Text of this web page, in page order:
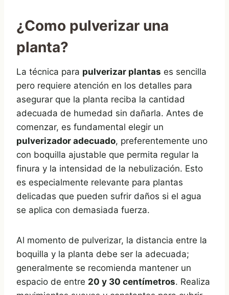
¿Como pulverizar una
planta?
La técnica para pulverizar plantas es sencilla
pero requiere atención en los detalles para
asegurar que la planta reciba la cantidad
adecuada de humedad sin dañarla. Antes de
comenzar, es fundamental elegir un
pulverizador adecuado, preferentemente uno
con boquilla ajustable que permita regular la
finura y la intensidad de la nebulización. Esto
es especialmente relevante para plantas
delicadas que pueden sufrir daños si el agua
se aplica con demasiada fuerza.
Al momento de pulverizar, la distancia entre la
boquilla y la planta debe ser la adecuada;
generalmente se recomienda mantener un
espacio de entre 20 y 30 centímetros. Realiza